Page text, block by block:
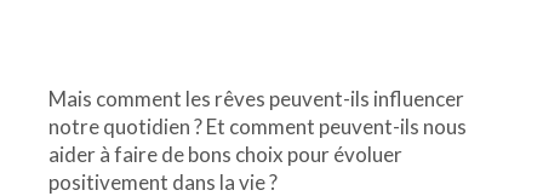
Mais comment les rêves peuvent-ils influencer
notre quotidien ? Et comment peuvent-ils nous
aider à faire de bons choix pour évoluer
positivement dans la vie ?